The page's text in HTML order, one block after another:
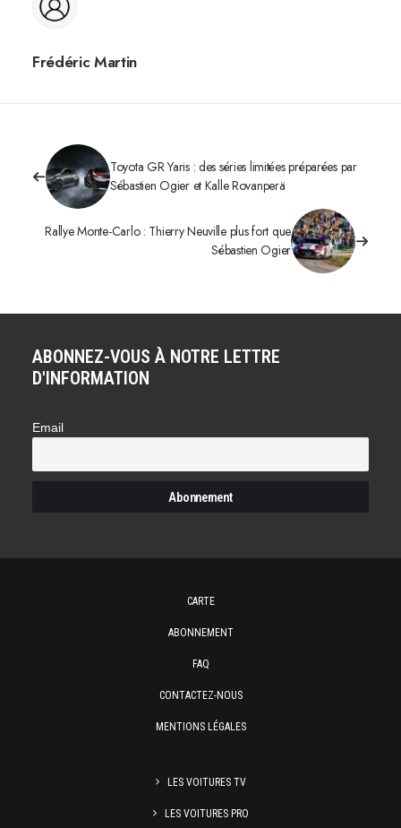
Frédéric Martin
Toyota GR Yaris : des séries limitées préparées par
Sébastien Ogier et Kalle Rovanperä
Rallye Monte-Carlo : Thierry Neuville plus fort que
Sébastien Ogier
ABONNEZ-VOUS À NOTRE LETTRE
D'INFORMATION
Email
CARTE
ABONNEMENT
FAQ
CONTACTEZ-NOUS
MENTIONS LÉGALES
LES VOITURES TV
LES VOITURES PRO